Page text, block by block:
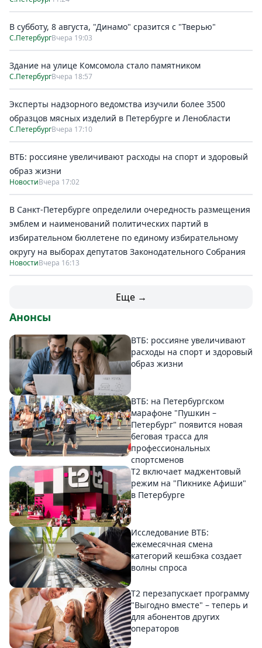
В субботу, 8 августа, "Динамо" сразится с "Тверью"
С.ПетербургВчера 19:03
Здание на улице Комсомола стало памятником
С.ПетербургВчера 18:57
Эксперты надзорного ведомства изучили более 3500
образцов мясных изделий в Петербурге и Ленобласти
С.ПетербургВчера 17:10
ВТБ: россияне увеличивают расходы на спорт и здоровый
образ жизни
НовостиВчера 17:02
В Санкт-Петербурге определили очередность размещения
эмблем и наименований политических партий в
избирательном бюллетене по единому избирательному
округу на выборах депутатов Законодательного Собрания
НовостиВчера 16:13
Еще →
Анонсы
ВТБ: россияне увеличивают
расходы на спорт и здоровый
образ жизни
ВТБ: на Петербургском
марафоне "Пушкин –
Петербург" появится новая
беговая трасса для
профессиональных
спортсменов
Т2 включает маджентовый
режим на "Пикнике Афиши"
в Петербурге
Исследование ВТБ:
ежемесячная смена
категорий кешбэка создает
волны спроса
Т2 перезапускает программу
"Выгодно вместе" – теперь и
для абонентов других
операторов